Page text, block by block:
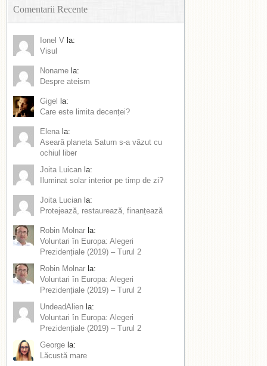
Comentarii Recente
Ionel V la:
Visul
Noname la:
Despre ateism
Gigel
la:
Care este limita decenței?
Elena la:
Aseară planeta Saturn s-a văzut cu
ochiul liber
Joita Luican la:
Iluminat solar interior pe timp de zi?
Joita Lucian la:
Protejează, restaurează, finanțează
Robin Molnar la:
Voluntari în Europa: Alegeri
Prezidențiale (2019) – Turul 2
Robin Molnar la:
Voluntari în Europa: Alegeri
Prezidențiale (2019) – Turul 2
UndeadAlien la:
Voluntari în Europa: Alegeri
Prezidențiale (2019) – Turul 2
George la:
Lăcustă mare